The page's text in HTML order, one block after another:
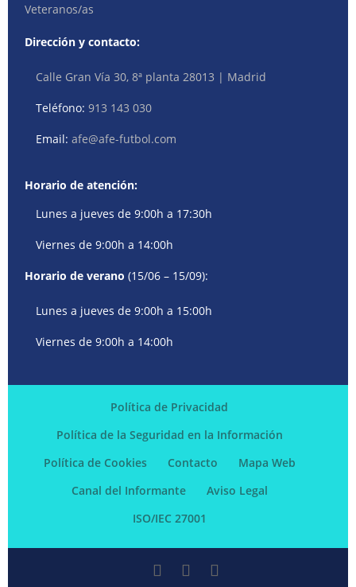
Veteranos/as
Dirección y contacto:
Calle Gran Vía 30, 8ª planta 28013 | Madrid
Teléfono:913 143 030
Email:afe@afe-futbol.com
Horario de atención:
Lunes a jueves de 9:00h a 17:30h
Viernes de 9:00h a 14:00h
Horario de verano (15/06 – 15/09):
Lunes a jueves de 9:00h a 15:00h
Viernes de 9:00h a 14:00h
Política de Privacidad
Política de la Seguridad en la Información
Política de Cookies
Contacto
Mapa Web
Canal del Informante
Aviso Legal
ISO/IEC 27001